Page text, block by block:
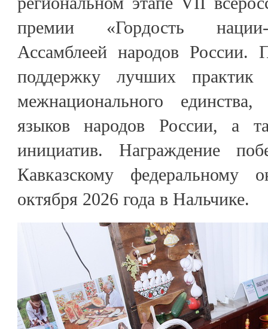
премии «Гордость
Ассамблеей народов России.
поддержку лучших практик
межнационального
языков народов России, а
инициатив. Награждение
Кавказскому федеральному
октября 2026 года в Нальчике.